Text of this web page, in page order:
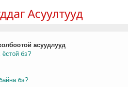
Асуултууд
асуудлууд
ёстой бэ?
бэ?